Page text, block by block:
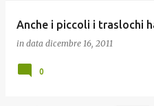
Anche i piccoli i traslochi
in data dicembre 16, 2011
0